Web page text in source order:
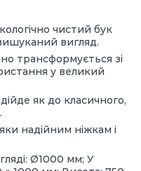
чистий бук
вигляд.
трансформується зі
у великий
як до класичного,
надійним ніжкам і
Ø1000 мм; У